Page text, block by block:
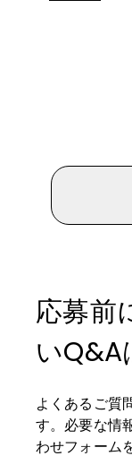
応募前
いQ&A
よくあるご質
す。必要な情
わせフォーム